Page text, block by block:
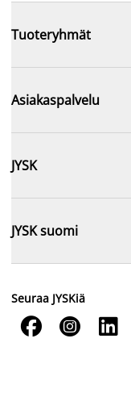
Tuoteryhmät
Asiakaspalvelu
JYSK
JYSK suomi
Seuraa JYSKiä
  